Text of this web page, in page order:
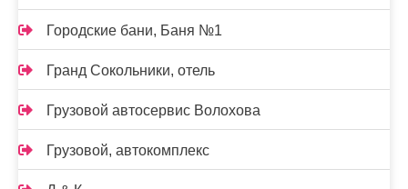
Городские бани, Баня №1
Гранд Сокольники, отель
Грузовой автосервис Волохова
Грузовой, автокомплекс